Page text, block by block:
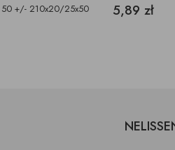
+/- 210x20/25x50 5,89 zł